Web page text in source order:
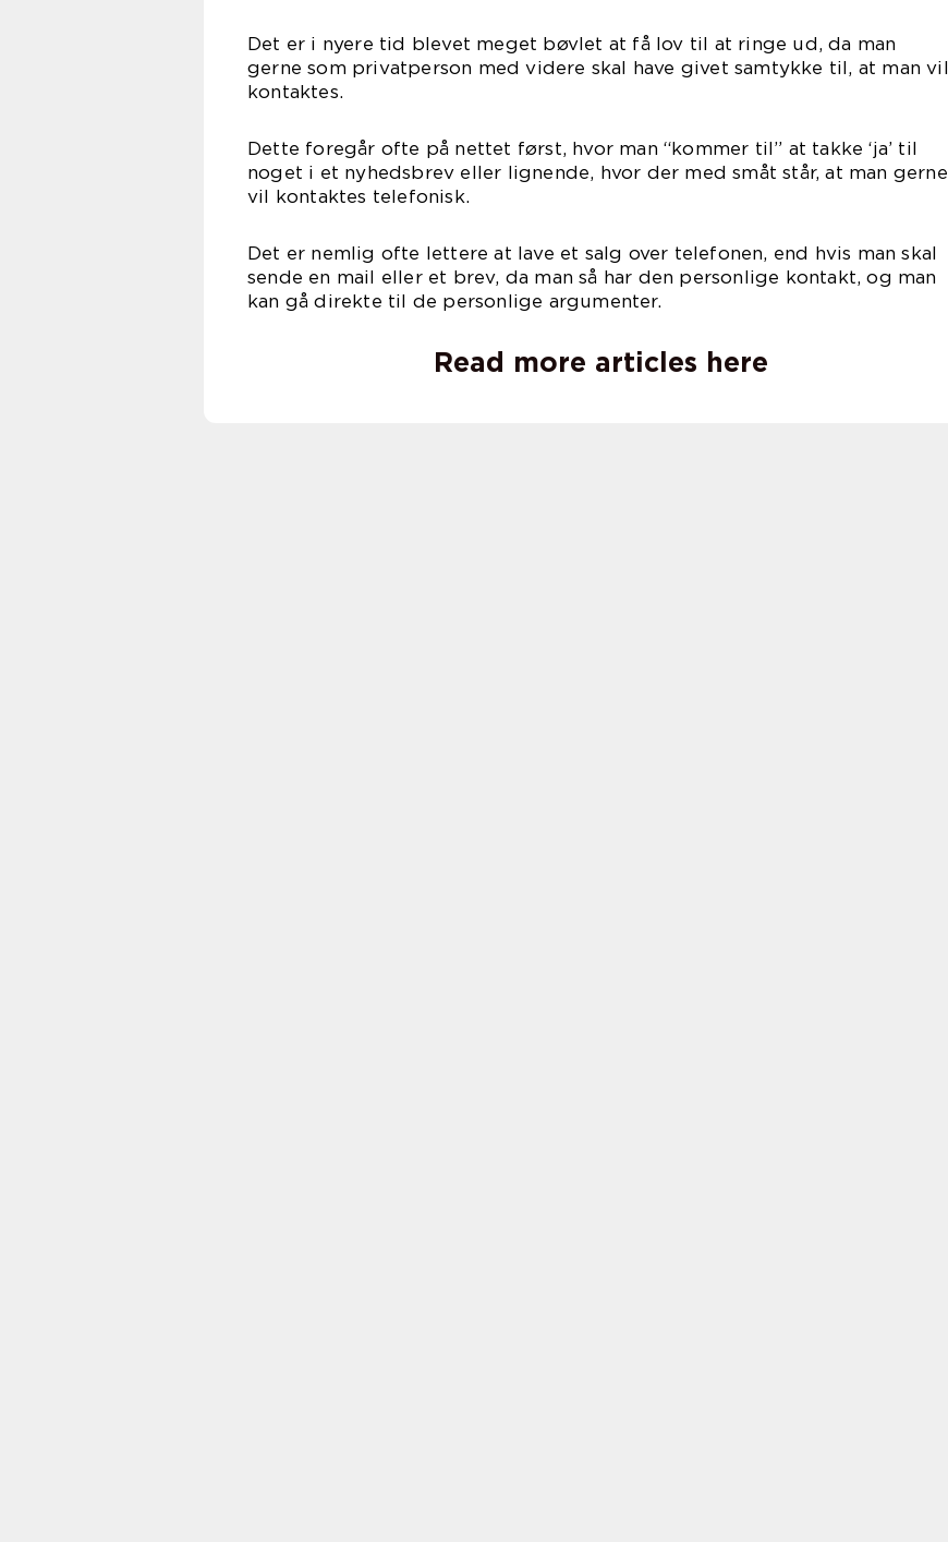
Det er i nyere tid blevet meget bøvlet at få lov til at ringe ud, da man
gerne som privatperson med videre skal have givet samtykke til, at man vil
kontaktes.
Dette foregår ofte på nettet først, hvor man “kommer til” at takke ‘ja’ til
noget i et nyhedsbrev eller lignende, hvor der med småt står, at man gerne
vil kontaktes telefonisk.
Det er nemlig ofte lettere at lave et salg over telefonen, end hvis man skal
sende en mail eller et brev, da man så har den personlige kontakt, og man
kan gå direkte til de personlige argumenter.
Read more articles here